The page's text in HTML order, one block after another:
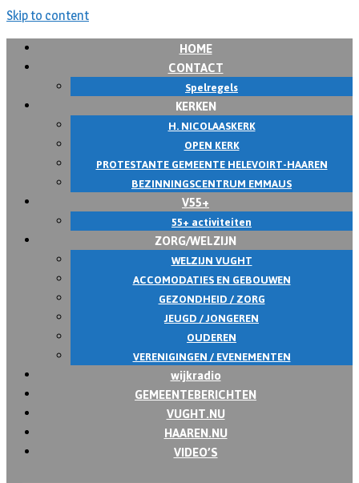
Skip to content
HOME
CONTACT
Spelregels
KERKEN
H. NICOLAASKERK
OPEN KERK
PROTESTANTE GEMEENTE HELEVOIRT-HAAREN
BEZINNINGSCENTRUM EMMAUS
V55+
55+ activiteiten
ZORG/WELZIJN
WELZIJN VUGHT
ACCOMODATIES EN GEBOUWEN
GEZONDHEID / ZORG
JEUGD / JONGEREN
OUDEREN
VERENIGINGEN / EVENEMENTEN
wijkradio
GEMEENTEBERICHTEN
VUGHT.NU
HAAREN.NU
VIDEO’S